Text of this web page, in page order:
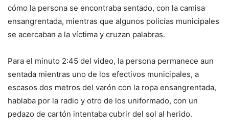
cómo la persona se encontraba sentado, con la camisa
ensangrentada, mientras que algunos policías municipales
se acercaban a la víctima y cruzan palabras.
Para el minuto 2:45 del video, la persona permanece aun
sentada mientras uno de los efectivos municipales, a
escasos dos metros del varón con la ropa ensangrentada,
hablaba por la radio y otro de los uniformado, con un
pedazo de cartón intentaba cubrir del sol al herido.